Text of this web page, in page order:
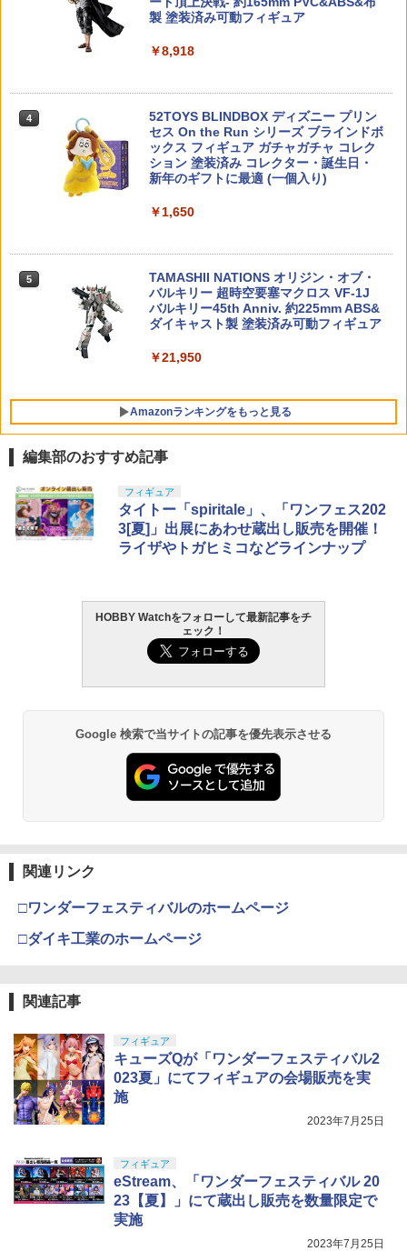
wa 1/24 トヨタ 2000GT（前期型） “196
HGUC 1/144 ガンダムMk-II(エゥーゴ仕
様) プラモデル（再販）[BANDAI SPIRIT
ねんどろいど アキラ
￥7,700
ねんどろいど 『崩壊：スターレイル』
gger Guard MOD.0 [ ブラック ] 米国製
Bravo Company Manufacturing ブラ
ボーカンパニーMFG アメリカ製 Made i
n USA ガンファイター GTG-MOD-0 ア
クセサリパーツ サバゲー用品 トリガー
んがね
PTS EP M-LOK QD スリングマウント◆
ブラック BK GBB AEG ガスブロ 電動 M
スイベル スリング スチール 強度 軽量 リ
￥2,580
【8/10まで:ポイント7倍】ドローン 100
g未満 HolyStone 子供向け おもちゃ 小
バッテリー3個 全保護プロペラガード 手
￥5,090
94 タミヤ ブラシレスモーター 02 センサ
製 塗装済み可動フィギュア
￥8,918
4
52TOYS BLINDBOX ディズニー プリン
セス On the Run シリーズ ブラインドボ
ックス フィギュア ガチャガチャ コレク
ション 塗装済み コレクター・誕生日・
新年のギフトに最適 (一個入り)
￥1,650
5
TAMASHII NATIONS オリジン・オブ・
バルキリー 超時空要塞マクロス VF-1J
バルキリー45th Anniv. 約225mm ABS&
ダイキャスト製 塗装済み可動フィギュア
￥21,950
Amazonランキングをもっと見る
1
BANDAI SPIRITS(バンダイ スピリッツ)
30MS SIS-J00 メルンジャ[カラーA] 色
分け済みプラモデル
￥4,200
BANDAI SPIRITS(バンダイ スピリッツ)
機動警察パトレイバー EZY RG 1/48 AV-
98Plus (イングラム・プラス) 色分け済
みプラモデル
BANDAI SPIRITS(バンダイ スピリッツ)
HGAW 機動新世紀ガンダムX ガンダムエ
アマスター 1/144スケール 色分け済みプ
4
HG 機動戦士ガンダム00 グラハム専用ユ
色分け済みプラモデル
5
BANDAI SPIRITS(バンダイスピリッツ)
30MS SIS-H00 セスティエ[カラーC] 色
分け済みプラモデル
1
東京マルイ(TOKYO MARUI) No.25 コル
ト ガバメント HG 18歳以上エアーHOP
ハンドガン
￥3,384
東京マルイ (TOKYO MARUI) ガスブロー
バックマシンガン No.14 20式 5.56mm
小銃 18歳以上 ガスブローバック
￥240,000
東京マルイ(TOKYO MARUI) No.21 H&K
USP HG 18歳以上エアーHOPハンドガン
￥3,409
4
￥2,666
5
￥3,815
1
GSIクレオス Mr.トップコート 水性プレ
ミアムトップコートスプレー 光沢 88ml
ホビー用仕上材 B601
￥748
LOCTITE(ロックタイト) シールはがし
プレミアム 220ml
タミヤ クラフトツールシリーズ No.123
先細薄刃ニッパー (ゲートカット用) プラ
モデル用工具 74123
8ml ホビー用仕上材 B603
￥710
型用接着剤 87003
￥184
編集部のおすすめ記事
フィギュア
タイトー「spiritale」、「ワンフェス202
3[夏]」出展にあわせ蔵出し販売を開催！
ライザやトガヒミコなどラインナップ
HOBBY Watchをフォローして最新記事をチ
ェック！
Google 検索で当サイトの記事を優先表示させる
関連リンク
□ワンダーフェスティバルのホームページ
□ダイキ工業のホームページ
関連記事
フィギュア
キューズQが「ワンダーフェスティバル2
023夏」にてフィギュアの会場販売を実
施
2023年7月25日
フィギュア
eStream、「ワンダーフェスティバル 20
23【夏】」にて蔵出し販売を数量限定で
実施
2023年7月25日